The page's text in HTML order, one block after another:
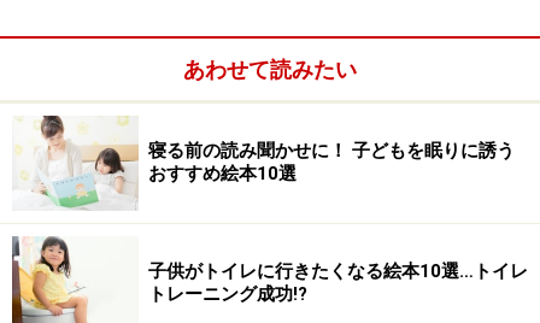
あわせて読みたい
寝る前の読み聞かせに！ 子どもを眠りに誘う
おすすめ絵本10選
子供がトイレに行きたくなる絵本10選…トイレ
トレーニング成功!?